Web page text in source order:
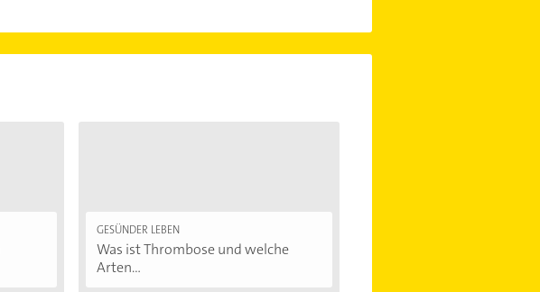
GESÜNDER LEBEN
Was ist Thrombose und welche
Arten...